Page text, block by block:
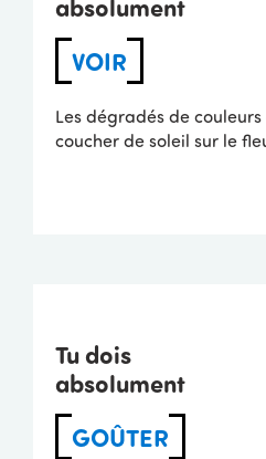
absolument
VOIR
Les dégradés de
coucher de soleil sur le
Tu dois
absolument
GOÛTER